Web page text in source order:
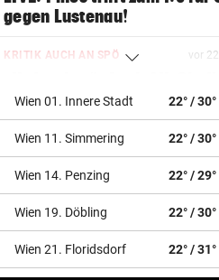
gegen Lustenau!
KRITIK AUCH AN SPÖ vor
über Stocker empört
NEUE REGIONALLIGA vor
„In die Top-4 zu kommen,
immens schwer!“
BÖSE ERINNERUNGEN vor
Mure im Valsertal: „Hier
Klimawandel“
Wien 01. Innere Stadt 22° / 30°
Wien 11. Simmering 22° / 30°
Wien 14. Penzing 22° / 29°
Wien 19. Döbling 22° / 30°
Wien 21. Floridsdorf 22° / 31°